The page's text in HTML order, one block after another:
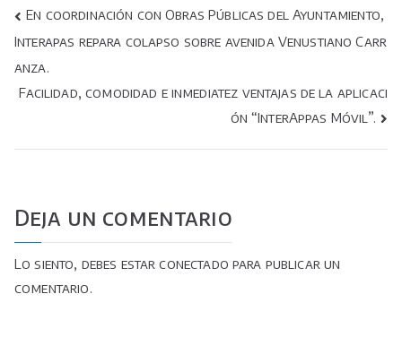
Navegación
de
entradas
En coordinación con Obras Públicas del Ayuntamiento,
Interapas repara colapso sobre avenida Venustiano Carr
anza.
Facilidad, comodidad e inmediatez ventajas de la aplicaci
ón “InterAppas Móvil”.
Deja un comentario
Lo siento, debes estarconectado para publicar un
comentario.